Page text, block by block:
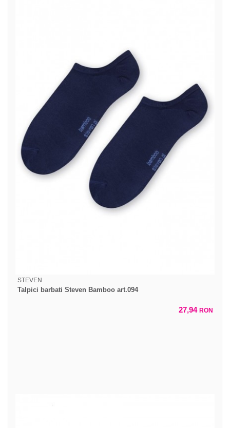
STEVEN
Talpici barbati Steven Bamboo art.094
27,94 RON